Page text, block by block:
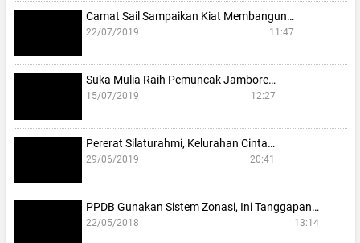
Camat Sail Sampaikan Kiat Membangun…
22/07/2019 11:47
Suka Mulia Raih Pemuncak Jambore…
15/07/2019 12:27
Pererat Silaturahmi, Kelurahan Cinta…
29/06/2019 20:41
PPDB Gunakan Sistem Zonasi, Ini Tanggapan…
22/05/2018 13:14